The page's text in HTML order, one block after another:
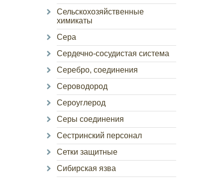
Сельскохозяйственные
химикаты
Сера
Сердечно-сосудистая система
Серебро, соединения
Сероводород
Сероуглерод
Серы соединения
Сестринский персонал
Сетки защитные
Сибирская язва